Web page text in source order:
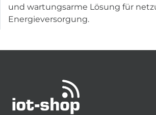
und wartungsarme Lösung für
Energieversorgung.